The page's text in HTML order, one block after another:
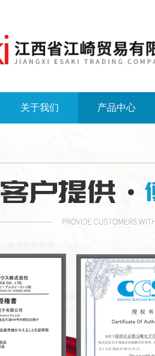
关于我们 产品中心